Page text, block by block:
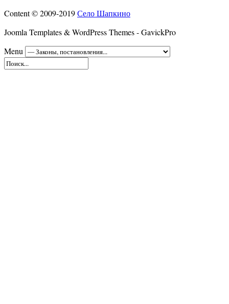
Content © 2009-2019Село Шапкино
Joomla Templates & WordPress Themes - GavickPro
Menu